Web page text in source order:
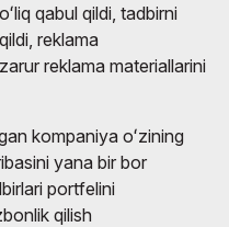
qabul qildi, tadbirni
reklama
reklama materiallarini
kompaniya oʻzining
yana bir bor
portfelini
qilish